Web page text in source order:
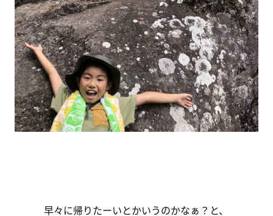
早々に帰りたーいとかいうのかなぁ？と、